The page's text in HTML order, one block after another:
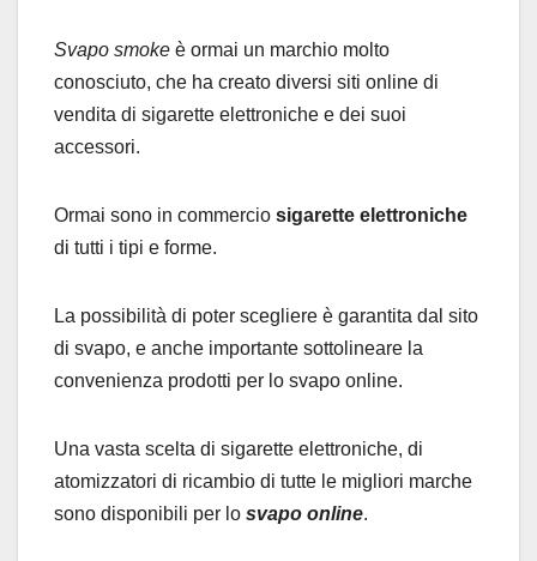
Svapo smoke è ormai un marchio molto
conosciuto, che ha creato diversi siti online di
vendita di sigarette elettroniche e dei suoi
accessori.
Ormai sono in commercio sigarette elettroniche
di tutti i tipi e forme.
La possibilità di poter scegliere è garantita dal sito
di svapo, e anche importante sottolineare la
convenienza prodotti per lo svapo online.
Una vasta scelta di sigarette elettroniche, di
atomizzatori di ricambio di tutte le migliori marche
sono disponibili per lo svapo online.